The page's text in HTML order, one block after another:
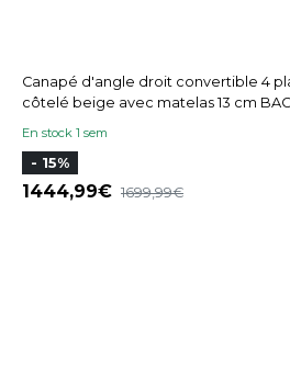
Canapé d'angle droit convertible 4
côtelé beige avec matelas 13 cm
En stock 1 sem
- 15%
1444,99 1699,99